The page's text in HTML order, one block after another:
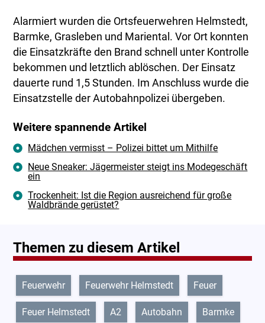
Alarmiert wurden die Ortsfeuerwehren Helmstedt,
Barmke, Grasleben und Mariental. Vor Ort konnten
die Einsatzkräfte den Brand schnell unter Kontrolle
bekommen und letztlich ablöschen. Der Einsatz
dauerte rund 1,5 Stunden. Im Anschluss wurde die
Einsatzstelle der Autobahnpolizei übergeben.
Weitere spannende Artikel
Mädchen vermisst – Polizei bittet um Mithilfe
Neue Sneaker: Jägermeister steigt ins Modegeschäft
ein
Trockenheit: Ist die Region ausreichend für große
Waldbrände gerüstet?
Themen zu diesem Artikel
Feuerwehr Feuerwehr Helmstedt Feuer
Feuer Helmstedt A2 Autobahn Barmke